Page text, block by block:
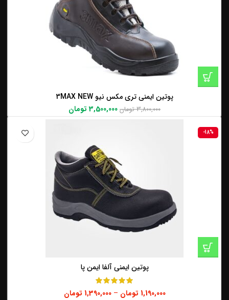
پوتین ایمنی تری مکس نیو 3MAX NEW
3,800,000 تومان 3,500,000 تومان
-18%
پوتین ایمنی آلفا ایمن پا
1,190,000 تومان –
1,390,000 تومان